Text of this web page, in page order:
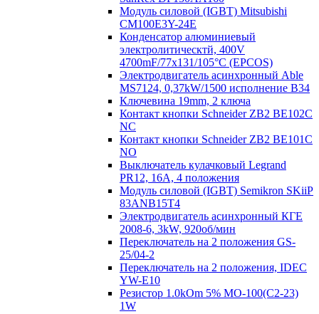
Модуль силовой (IGBT) Mitsubishi
CM100E3Y-24E
Конденсатор алюминиевый
электролитическтй, 400V
4700mF/77x131/105°C (EPCOS)
Электродвигатель асинхронный Able
MS7124, 0,37kW/1500 исполнение В34
Ключевина 19mm, 2 ключа
Контакт кнопки Schneider ZB2 BE102C
NC
Контакт кнопки Schneider ZB2 BE101C
NO
Выключатель кулачковый Legrand
PR12, 16A, 4 положения
Модуль силовой (IGBT) Semikron SKiiP
83ANB15T4
Электродвигатель асинхронный КГЕ
2008-6, 3kW, 920об/мин
Переключатель на 2 положения GS-
25/04-2
Переключатель на 2 положения, IDEC
YW-E10
Резистор 1.0kOm 5% МО-100(С2-23)
1W